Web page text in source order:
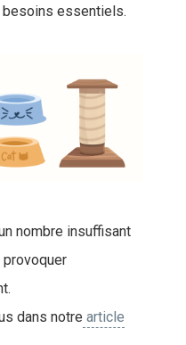
essentiels.
nombre insuffisant
dans notre article